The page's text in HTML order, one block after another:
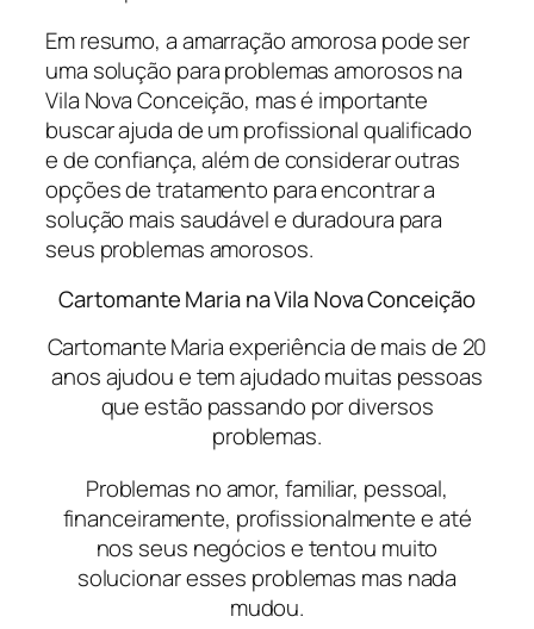
Em resumo, a amarração amorosa pode ser
uma solução para problemas amorosos na
Vila Nova Conceição, mas é importante
buscar ajuda de um profissional qualificado
e de confiança, além de considerar outras
opções de tratamento para encontrar a
solução mais saudável e duradoura para
seus problemas amorosos.
Cartomante Maria na Vila Nova Conceição
Cartomante Maria experiência de mais de 20
anos ajudou e tem ajudado muitas pessoas
que estão passando por diversos
problemas.
Problemas no amor, familiar, pessoal,
financeiramente, profissionalmente e até
nos seus negócios e tentou muito
solucionar esses problemas mas nada
mudou.